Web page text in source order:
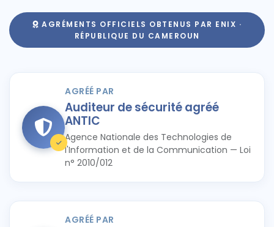
AGRÉMENTS OFFICIELS OBTENUS PAR ENIX ·
RÉPUBLIQUE DU CAMEROUN
AGRÉÉ PAR
Auditeur de sécurité agréé
ANTIC
Agence Nationale des Technologies de
l'Information et de la Communication — Loi
n° 2010/012
AGRÉÉ PAR